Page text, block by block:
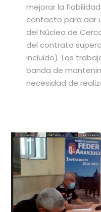
mejorar la
contacto para dar
del Núcleo de
del contrato
incluido). Los
banda de
necesidad de